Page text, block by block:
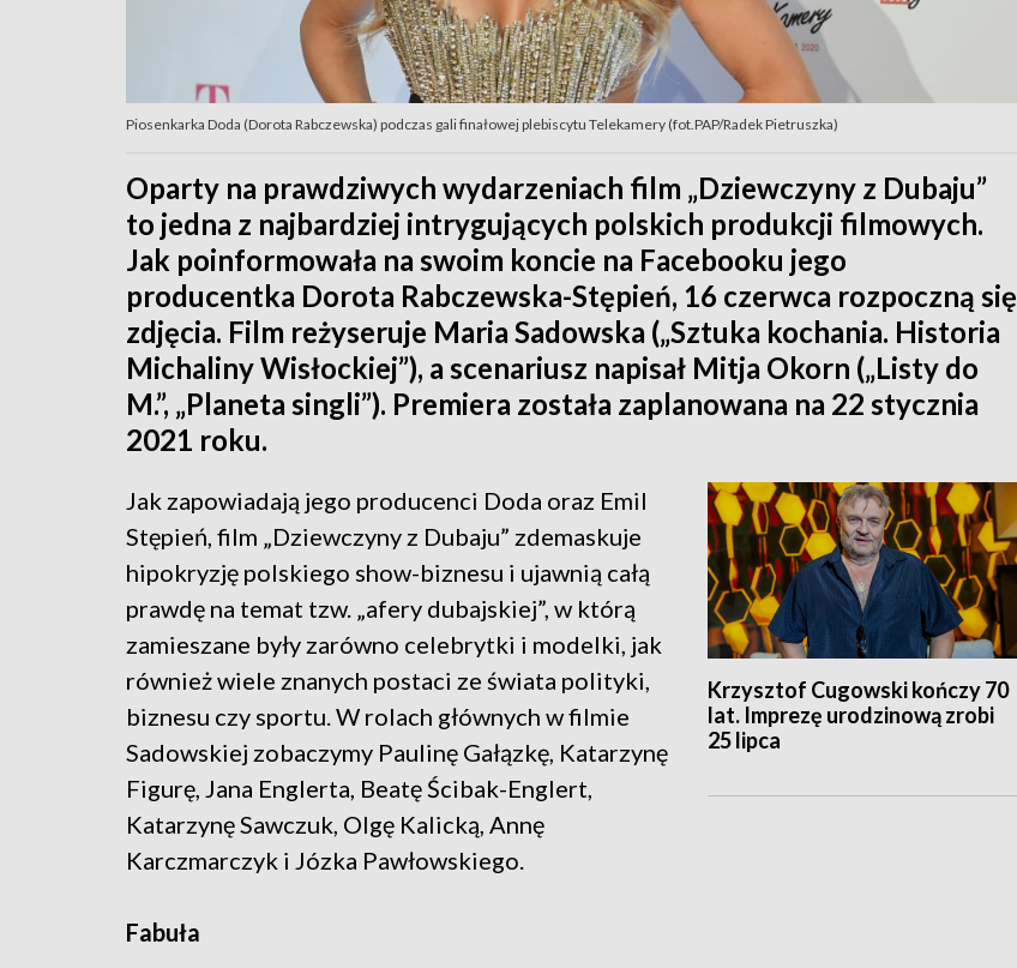
Piosenkarka Doda (Dorota Rabczewska) podczas gali finałowej plebiscytu Telekamery (fot.PAP/Radek Pietruszka)
Oparty na prawdziwych wydarzeniach film „Dziewczyny z Dubaju”
to jedna z najbardziej intrygujących polskich produkcji filmowych.
Jak poinformowała na swoim koncie na Facebooku jego
producentka Dorota Rabczewska-Stępień, 16 czerwca rozpoczną się
zdjęcia. Film reżyseruje Maria Sadowska („Sztuka kochania. Historia
Michaliny Wisłockiej”), a scenariusz napisał Mitja Okorn („Listy do
M.”, „Planeta singli”). Premiera została zaplanowana na 22 stycznia
2021 roku.
Krzysztof Cugowski kończy 70
lat. Imprezę urodzinową zrobi
25 lipca
Jak zapowiadają jego producenci Doda oraz Emil
Stępień, film „Dziewczyny z Dubaju” zdemaskuje
hipokryzję polskiego show-biznesu i ujawnią całą
prawdę na temat tzw. „afery dubajskiej”, w którą
zamieszane były zarówno celebrytki i modelki, jak
również wiele znanych postaci ze świata polityki,
biznesu czy sportu. W rolach głównych w filmie
Sadowskiej zobaczymy Paulinę Gałązkę, Katarzynę
Figurę, Jana Englerta, Beatę Ścibak-Englert,
Katarzynę Sawczuk, Olgę Kalicką, Annę
Karczmarczyk i Józka Pawłowskiego.
Fabuła